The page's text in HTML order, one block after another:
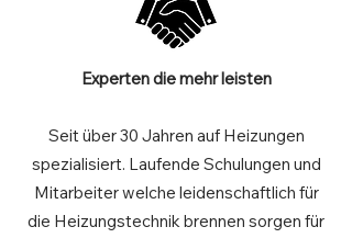
Experten die mehr leisten
Seit über 30 Jahren auf Heizungen
spezialisiert. Laufende Schulungen und
Mitarbeiter welche leidenschaftlich für
die Heizungstechnik brennen sorgen für